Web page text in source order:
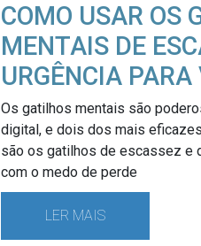
COMO USAR OS
MENTAIS DE
URGÊNCIA
Os gatilhos mentais são
digital, e dois dos mais
são os gatilhos de escassez e
com o medo de perde
LER MAIS